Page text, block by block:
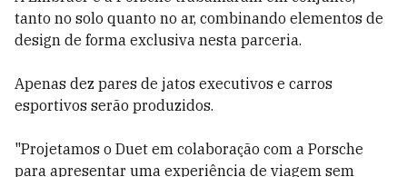
tanto no solo quanto no ar, combinando elementos de
design de forma exclusiva nesta parceria.
Apenas dez pares de jatos executivos e carros
esportivos serão produzidos.
"Projetamos o Duet em colaboração com a Porsche
para apresentar uma experiência de viagem sem